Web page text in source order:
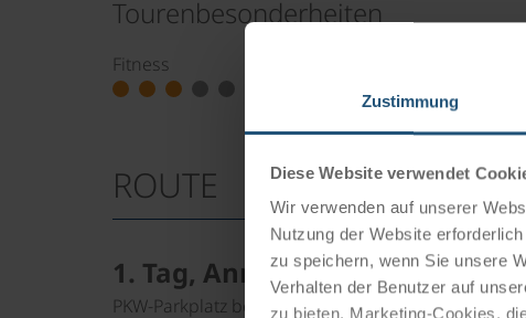
Zustimmung
Diese Website verwendet
Wir verwenden auf unserer
Nutzung der Website
zu speichern, wenn Sie unsere
Verhalten der Benutzer auf
zu bieten. Marketing-Cookies,
Tourenbesonderheiten
Fitness
ROUTE
1. Tag, Anreise nach Tarvisio
PKW-Parkplatz beim Hotel oder in der Nähe. Ihr